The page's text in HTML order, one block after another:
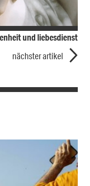
und liebesdienst
nächster artikel